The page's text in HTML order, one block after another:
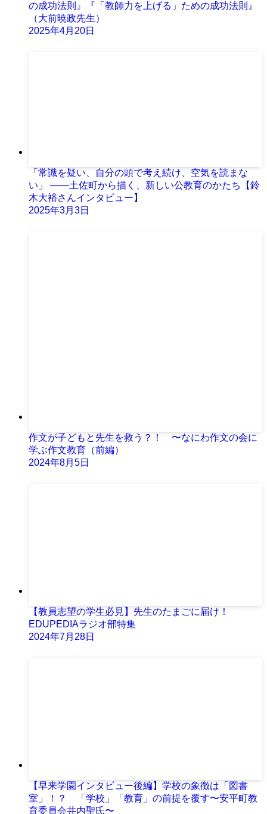
の成功法則』『「教師力を上げる」ための成功法則』
（大前暁政先生）
2025年4月20日
「常識を疑い、自分の頭で考え続け、空気を読まな
い」 ——土佐町から描く、新しい公教育のかたち【鈴
木大裕さんインタビュー】
2025年3月3日
作文が子どもと先生を救う？！ 〜なにわ作文の会に
学ぶ作文教育（前編）
2024年8月5日
【教員志望の学生必見】先生のたまごに届け！
EDUPEDIAラジオ部特集
2024年7月28日
【早来学園インタビュー後編】学校の象徴は「図書
室」！？ 「学校」「教育」の前提を覆す〜安平町教
育委員会井内聖氏〜